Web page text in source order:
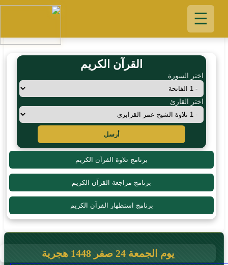
☰
القرآن الكريم
اختر السورة
اختر القارئ
أرسل
برنامج تلاوة القرآن الكريم
برنامج مراجعة القرآن الكريم
برنامج استظهار القرآن الكريم
يوم الجمعة 24 صفر 1448 هجرية